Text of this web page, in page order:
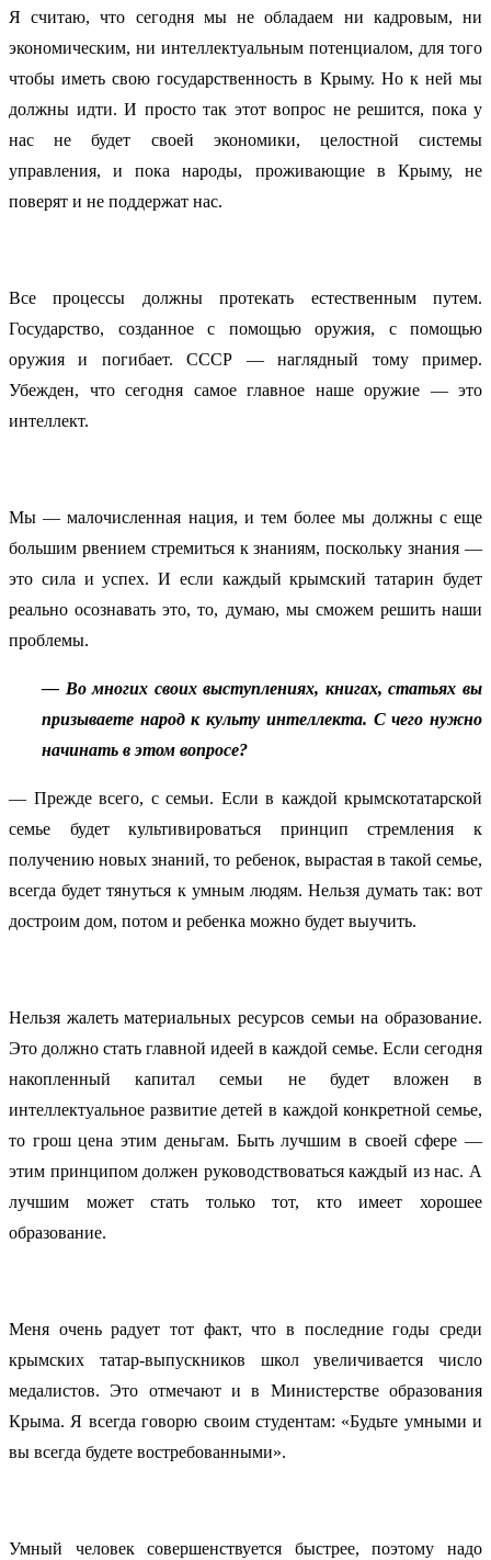
Я считаю, что сегодня мы не обладаем ни кадровым, ни
экономическим, ни интеллектуальным потенциалом, для того
чтобы иметь свою государственность в Крыму. Но к ней мы
должны идти. И просто так этот вопрос не решится, пока у
нас не будет своей экономики, целостной системы
управления, и пока народы, проживающие в Крыму, не
поверят и не поддержат нас.
Все процессы должны протекать естественным путем.
Государство, созданное с помощью оружия, с помощью
оружия и погибает. СССР — наглядный тому пример.
Убежден, что сегодня самое главное наше оружие — это
интеллект.
Мы — малочисленная нация, и тем более мы должны с еще
большим рвением стремиться к знаниям, поскольку знания —
это сила и успех. И если каждый крымский татарин будет
реально осознавать это, то, думаю, мы сможем решить наши
проблемы.
— Во многих своих выступлениях, книгах, статьях вы
призываете народ к культу интеллекта. С чего нужно
начинать в этом вопросе?
— Прежде всего, с семьи. Если в каждой крымскотатарской
семье будет культивироваться принцип стремления к
получению новых знаний, то ребенок, вырастая в такой семье,
всегда будет тянуться к умным людям. Нельзя думать так: вот
достроим дом, потом и ребенка можно будет выучить.
Нельзя жалеть материальных ресурсов семьи на образование.
Это должно стать главной идеей в каждой семье. Если сегодня
накопленный капитал семьи не будет вложен в
интеллектуальное развитие детей в каждой конкретной семье,
то грош цена этим деньгам. Быть лучшим в своей сфере —
этим принципом должен руководствоваться каждый из нас. А
лучшим может стать только тот, кто имеет хорошее
образование.
Меня очень радует тот факт, что в последние годы среди
крымских татар-выпускников школ увеличивается число
медалистов. Это отмечают и в Министерстве образования
Крыма. Я всегда говорю своим студентам: «Будьте умными и
вы всегда будете востребованными».
Умный человек совершенствуется быстрее, поэтому надо